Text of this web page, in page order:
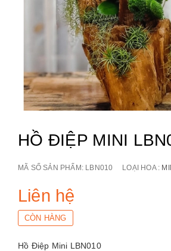
HỒ ĐIỆP MINI
MÃ SỐ SẢN PHẨM: LBN010 LOẠI HOA :
Liên hệ
CÒN HÀNG
Hồ Điệp Mini LBN010